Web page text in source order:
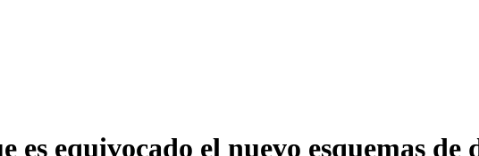
es equivocado el nuevo esquemas